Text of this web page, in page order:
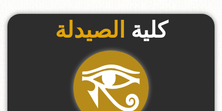
كلية الصيدلة